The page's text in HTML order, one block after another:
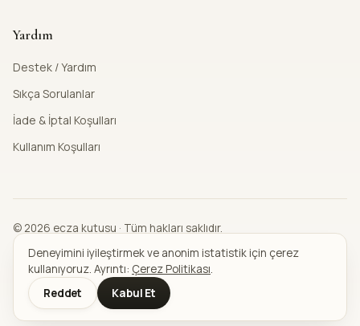
Yardım
Destek / Yardım
Sıkça Sorulanlar
İade & İptal Koşulları
Kullanım Koşulları
© 2026 ecza kutusu · Tüm hakları saklıdır.
Güvenli ödeme
VISA troy iyzico
Gizlilik PolitikasıKVKK Aydınlatma
Ön Bilgilendirme FormuÇerez Politikası
Deneyimini iyileştirmek ve anonim istatistik için çerez
kullanıyoruz. Ayrıntı: Çerez Politikası.
Reddet
Kabul Et